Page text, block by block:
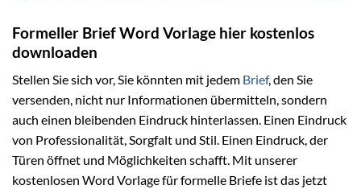
Formeller Brief Word Vorlage hier kostenlos
downloaden
Stellen Sie sich vor, Sie könnten mit jedem Brief, den Sie
versenden, nicht nur Informationen übermitteln, sondern
auch einen bleibenden Eindruck hinterlassen. Einen Eindruck
von Professionalität, Sorgfalt und Stil. Einen Eindruck, der
Türen öffnet und Möglichkeiten schafft. Mit unserer
kostenlosen Word Vorlage für formelle Briefe ist das jetzt